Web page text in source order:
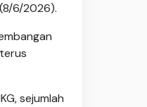
6/2026).
sejumlah